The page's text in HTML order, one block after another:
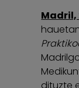
Madril,